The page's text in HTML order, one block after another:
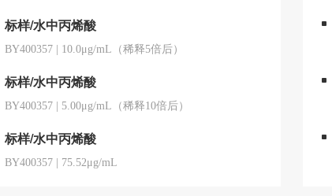
标样/水中丙烯酸
BY400357 10.0μg/mL（稀释5倍后）
标样/水中丙烯酸
BY400357 5.00μg/mL（稀释10倍后）
标样/水中丙烯酸
BY400357 75.52μg/mL